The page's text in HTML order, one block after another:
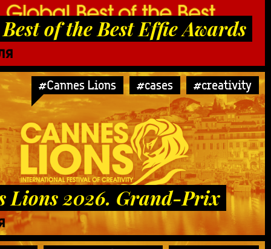
of the Best Effie Awards
#Cannes Lions #cases #creativity
Lions 2026. Grand-Prix